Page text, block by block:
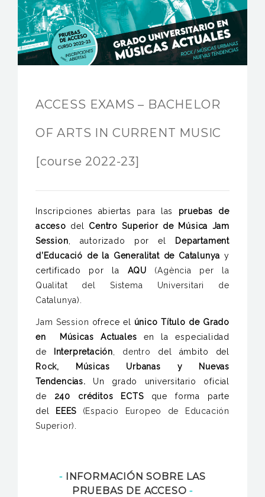
HIGHER SCHOOL
JAM FOUNDATION
ACCESS EXAMS – BACHELOR
OF ARTS IN CURRENT MUSIC
[course 2022-23]
Inscripciones abiertas para las
pruebas de
acceso del Centro Superior de Música Jam
Session , autorizado por el
Departament
d’Educació de la Generalitat de Catalunyay
certificado por la
AQU (Agència per la
Qualitat del Sistema Universitari de
Catalunya).
Jam Session ofrece el único Título de Grado
en Músicas Actuales en la especialidad
de
Interpretación , dentro
del ámbito del
Rock, Músicas Urbanas y Nuevas
Tendencias. Un grado universitario oficial
de 240 créditos ECTS que forma parte
del
EEES (Espacio Europeo de Educación
Superior)
⁃ INFORMACIÓN SOBRE LAS
PRUEBAS DE ACCESO⁃